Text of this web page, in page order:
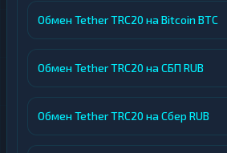
Обмен Tether TRC20 на Bitcoin BTC
Обмен Tether TRC20 на СБП RUB
Обмен Tether TRC20 на Сбер RUB